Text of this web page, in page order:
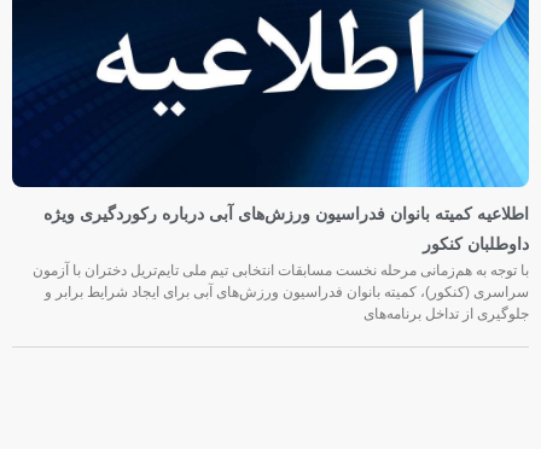
اطلاعیه کمیته بانوان فدراسیون ورزش‌های آبی درباره رکوردگیری ویژه
داوطلبان کنکور
با توجه به هم‌زمانی مرحله نخست مسابقات انتخابی تیم ملی تایم‌تریل دختران با آزمون
سراسری (کنکور)، کمیته بانوان فدراسیون ورزش‌های آبی برای ایجاد شرایط برابر و
جلوگیری از تداخل برنامه‌های